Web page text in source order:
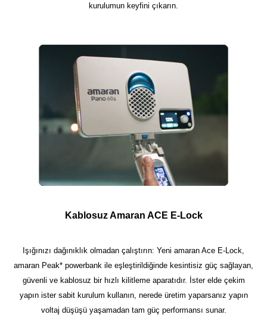
kurulumun keyfini çıkarın.
Kablosuz Amaran ACE E-Lock
Işığınızı dağınıklık olmadan çalıştırın: Yeni amaran Ace E-Lock,
amaran Peak* powerbank ile eşleştirildiğinde kesintisiz güç sağlayan,
güvenli ve kablosuz bir hızlı kilitleme aparatıdır. İster elde çekim
yapın ister sabit kurulum kullanın, nerede üretim yaparsanız yapın
voltaj düşüşü yaşamadan tam güç performansı sunar.